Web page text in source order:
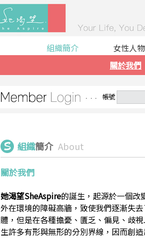
組織簡介
關於我們
女性人物
帳號
組織簡介 About
關於我們
她渴望SheAspire的誕生，起源於一個改
外在環境的障礙高牆，致使我們逐漸失
體，但是在各種擔憂、匱乏、偏見、歧
生許多有形與無形的分別界線，因而創